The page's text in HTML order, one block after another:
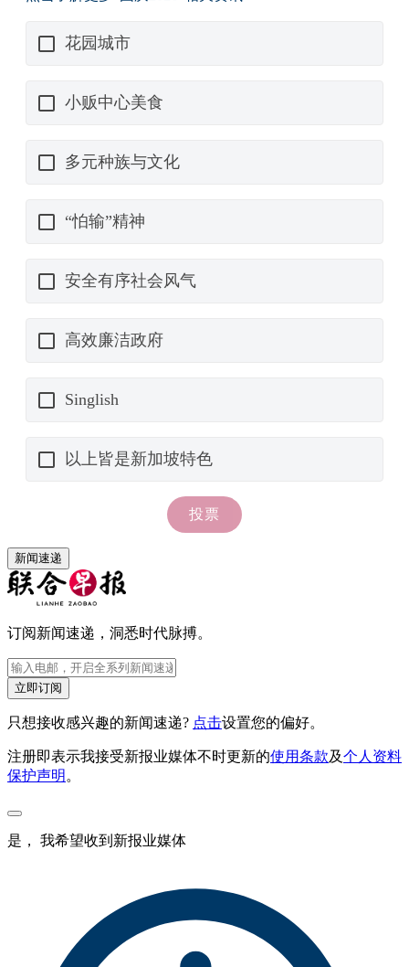
新闻速递
订阅新闻速递，洞悉时代脉搏。
立即订阅
只想接收感兴趣的新闻速递? 点击设置您的偏好。
注册即表示我接受新报业媒体不时更新的使用条款及个人资料
保护声明 。
是， 我希望收到新报业媒体